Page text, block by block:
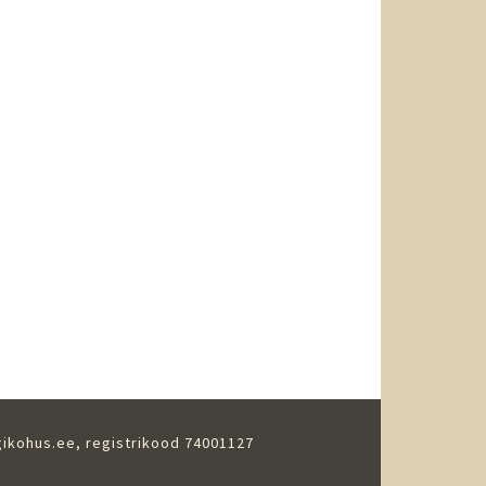
, registrikood 74001127